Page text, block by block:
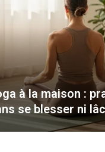
à la maison :
se blesser ni